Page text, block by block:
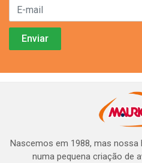
Nascemos em 1988, mas
numa pequena criação de